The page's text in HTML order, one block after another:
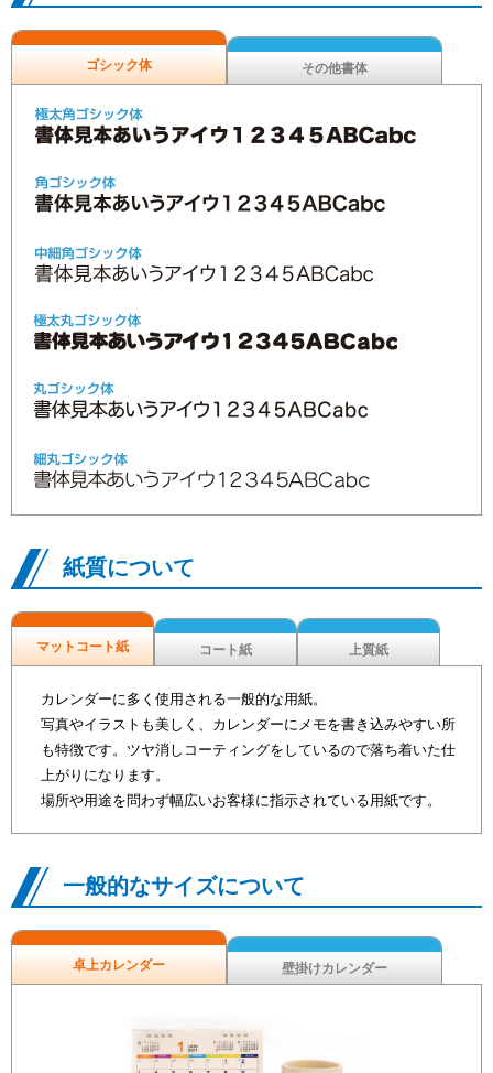
ゴシック体 その他書体
紙質について
マットコート紙 コート紙 上質紙
カレンダーに多く使用される一般的な用紙。
写真やイラストも美しく、カレンダーにメモを書き込みやすい所
も特徴です。ツヤ消しコーティングをしているので落ち着いた仕
上がりになります。
場所や用途を問わず幅広いお客様に指示されている用紙です。
一般的なサイズについて
卓上カレンダー 壁掛けカレンダー